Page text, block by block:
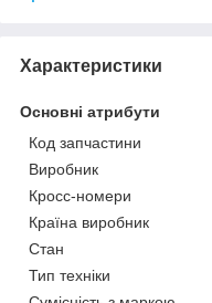
Характеристики
Основні атрибути
Код запчастини
Виробник
Кросс-номери
Країна виробник
Стан
Тип техніки